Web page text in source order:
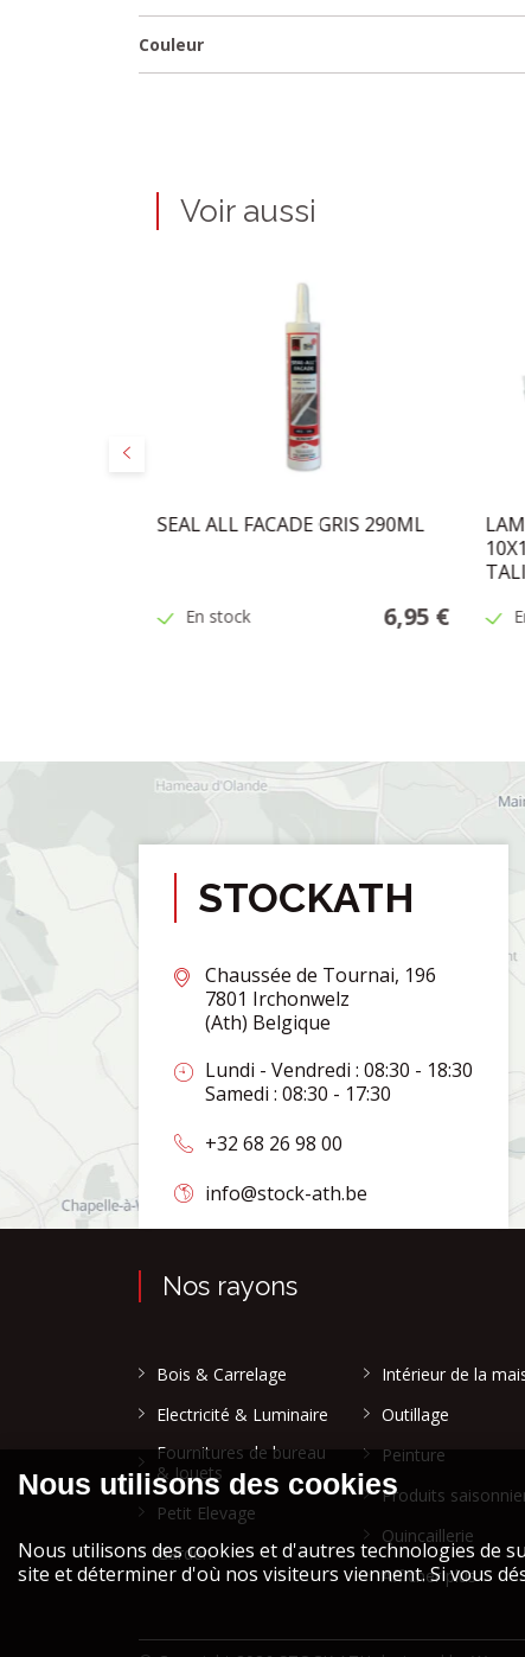
Couleur
Voir aussi
SEAL ALL FACADE GRIS 290ML
En stock 6,95 €
STOCKATH
Chaussée de Tournai, 196
7801 Irchonwelz
(Ath) Belgique
Lundi - Vendredi : 08:30 - 18:30
Samedi : 08:30 - 17:30
+32 68 26 98 00
info@stock-ath.be
Nos rayons
Bois & Carrelage
Electricité & Luminaire
Fournitures de bureau
& Jouets
Petit Elevage
Garden
Intérieur de la
Outillage
Peinture
Produits
Quincaillerie
Afficher plus